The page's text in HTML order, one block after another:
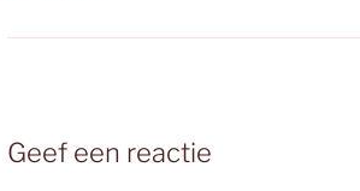
Geef een reactie